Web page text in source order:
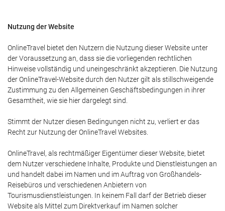
Nutzung der Website
OnlineTravel bietet den Nutzern die Nutzung dieser Website unter
der Voraussetzung an, dass sie die vorliegenden rechtlichen
Hinweise vollständig und uneingeschränkt akzeptieren. Die Nutzung
der OnlineTravel-Website durch den Nutzer gilt als stillschweigende
Zustimmung zu den Allgemeinen Geschäftsbedingungen in ihrer
Gesamtheit, wie sie hier dargelegt sind.
Stimmt der Nutzer diesen Bedingungen nicht zu, verliert er das
Recht zur Nutzung der OnlineTravel Websites.
OnlineTravel, als rechtmäßiger Eigentümer dieser Website, bietet
dem Nutzer verschiedene Inhalte, Produkte und Dienstleistungen an
und handelt dabei im Namen und im Auftrag von Großhandels-
Reisebüros und verschiedenen Anbietern von
Tourismusdienstleistungen. In keinem Fall darf der Betrieb dieser
Website als Mittel zum Direktverkauf im Namen solcher